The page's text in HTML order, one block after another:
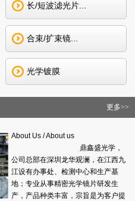
长/短波滤光片...
合束/扩束镜...
光学镀膜
更多>>
About Us /About us
鼎鑫盛光学，
公司总部在深圳龙华观澜，在江西九
江设有办事处、检测中心和生产基
地；专业从事精密光学镜片研发生
产，产品种类丰富，宗旨是为客户提